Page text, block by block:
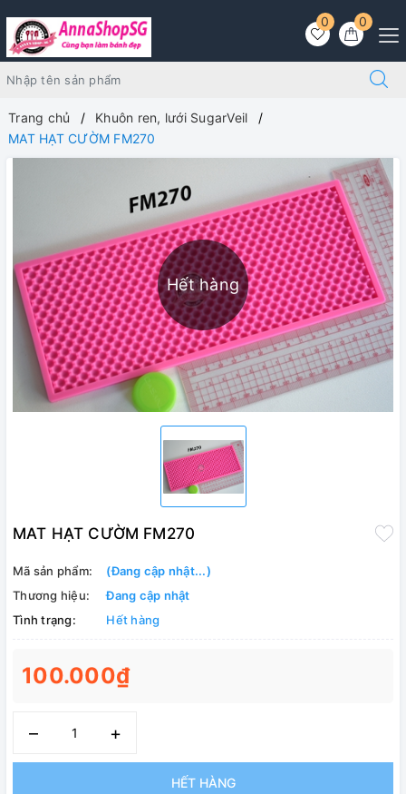
0
0
Trang chủ
Khuôn ren, lưới SugarVeil
MAT HẠT CƯỜM FM270
Hết hàng
MAT HẠT CƯỜM FM270
Mã sản phẩm:
(Đang cập nhật...)
Thương hiệu:
Đang cập nhật
Tình trạng:
Hết hàng
100.000₫
– +
HẾT HÀNG